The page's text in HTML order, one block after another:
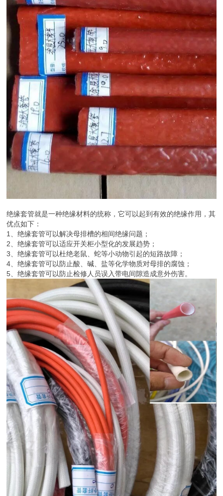
绝缘套管就是一种绝缘材料的统称，它可以起到有效的绝缘作用，其
优点如下：
1、绝缘套管可以解决母排槽的相间绝缘问题；
2、绝缘套管可以适应开关柜小型化的发展趋势；
3、绝缘套管可以杜绝老鼠、蛇等小动物引起的短路故障；
4、绝缘套管可以防止酸、碱、盐等化学物质对母排的腐蚀；
5、绝缘套管可以防止检修人员误入带电间隙造成意外伤害。